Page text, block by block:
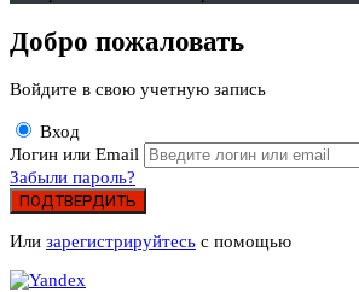
Добро пожаловать
Войдите в свою учетную запись
Вход
Логин или Email
Забыли пароль?
ПОДТВЕРДИТЬ
Или зарегистрируйтесь с помощью